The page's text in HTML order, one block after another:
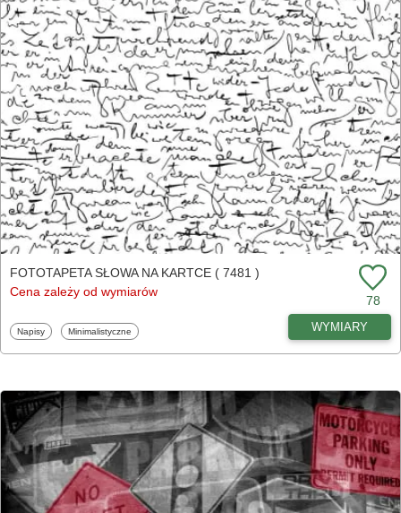
FOTOTAPETA SŁOWA NA KARTCE ( 7481 )
Cena zależy od wymiarów
78
Fototapety
Napisy Fototapety
Minimalistyczne WYMIARY